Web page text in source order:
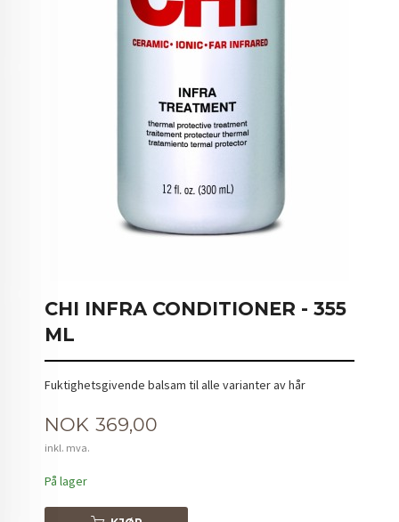
CHI INFRA CONDITIONER - 355
ML
Fuktighetsgivende balsam til alle varianter av hår
Pris
NOK 369,00
inkl. mva.
På lager